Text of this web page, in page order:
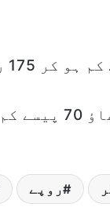
ہے۔
روپے